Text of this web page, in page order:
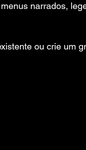
narrados,
ou crie um